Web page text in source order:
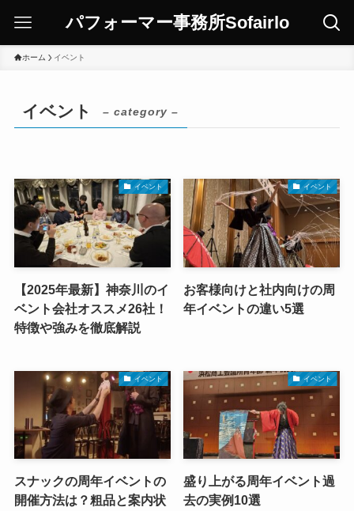
パフォーマー事務所Sofairlo
ホーム イベント
イベント – category –
イベント
【2025年最新】神奈川のイ
ベント会社オススメ26社！
特徴や強みを徹底解説
イベント
お客様向けと社内向けの周
年イベントの違い5選
イベント
スナックの周年イベントの
開催方法は？粗品と案内状
イベント
盛り上がる周年イベント過
去の実例10選